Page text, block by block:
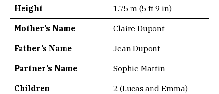
Height 1.75 m (5 ft 9 in)
Mother’s Name Claire Dupont
Father’s Name Jean Dupont
Partner’s Name Sophie Martin
Children 2 (Lucas and Emma)